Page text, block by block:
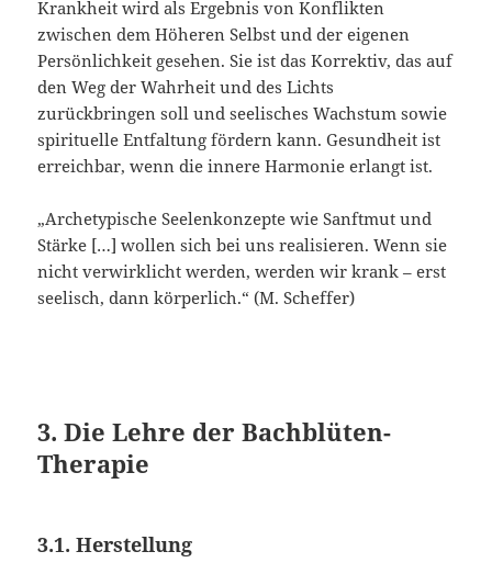
Krankheit wird als Ergebnis von Konflikten
zwischen dem Höheren Selbst und der eigenen
Persönlichkeit gesehen. Sie ist das Korrektiv, das auf
den Weg der Wahrheit und des Lichts
zurückbringen soll und seelisches Wachstum sowie
spirituelle Entfaltung fördern kann. Gesundheit ist
erreichbar, wenn die innere Harmonie erlangt ist.
„Archetypische Seelenkonzepte wie Sanftmut und
Stärke […] wollen sich bei uns realisieren. Wenn sie
nicht verwirklicht werden, werden wir krank – erst
seelisch, dann körperlich.“ (M. Scheffer)
3. Die Lehre der Bachblüten-
Therapie
3.1. Herstellung